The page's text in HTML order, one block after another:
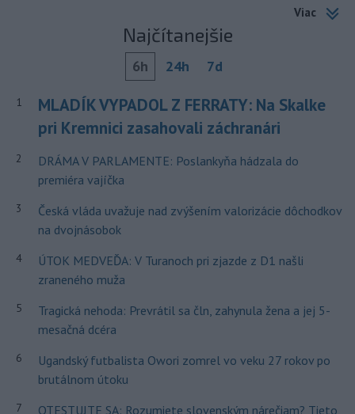
Viac
Najčítanejšie
6h 24h 7d
1
MLADÍK VYPADOL Z FERRATY: Na Skalke
pri Kremnici zasahovali záchranári
2
DRÁMA V PARLAMENTE: Poslankyňa hádzala do
premiéra vajíčka
3
Česká vláda uvažuje nad zvýšením valorizácie dôchodkov
na dvojnásobok
4
ÚTOK MEDVEĎA: V Turanoch pri zjazde z D1 našli
zraneného muža
5
Tragická nehoda: Prevrátil sa čln, zahynula žena a jej 5-
mesačná dcéra
6
Ugandský futbalista Owori zomrel vo veku 27 rokov po
brutálnom útoku
7
OTESTUJTE SA: Rozumiete slovenským nárečiam? Tieto